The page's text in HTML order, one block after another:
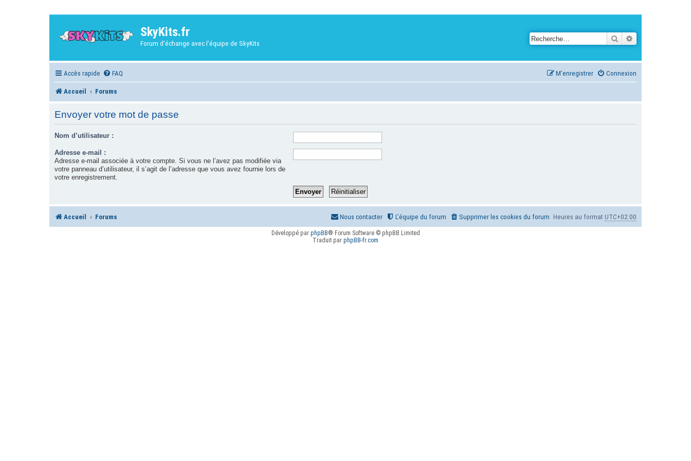
SkyKits.fr
Forum d'échange avec l'équipe de SkyKits
Rechercher
Accès rapide FAQ Connexion
M’enregistrer
Accueil Forums
Envoyer votre mot de passe
Nom d’utilisateur :
Adresse e-mail :
Adresse e-mail associée à votre compte. Si vous ne l’avez pas modifiée via
votre panneau d’utilisateur, il s’agit de l’adresse que vous avez fournie lors de
votre enregistrement.
Accueil Forums Heures au format UTC+02:00
Supprimer les cookies du forum
L’équipe du forum
Nous contacter
Développé par phpBB® Forum Software © phpBB Limited
Traduit par phpBB-fr.com